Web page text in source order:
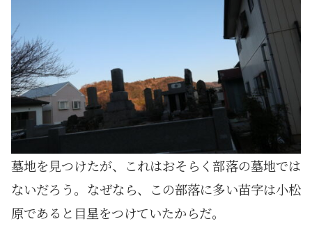
墓地を見つけたが、これはおそらく部落の墓地では
ないだろう。なぜなら、この部落に多い苗字は小松
原であると目星をつけていたからだ。